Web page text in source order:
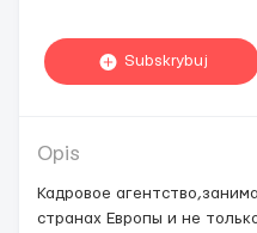
Subskrybuj
Opis
Кадровое
странах Европы и не